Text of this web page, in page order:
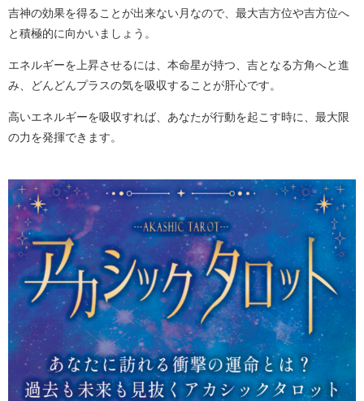
吉神の効果を得ることが出来ない月なので、最大吉方位や吉方位へ
と積極的に向かいましょう。
エネルギーを上昇させるには、本命星が持つ、吉となる方角へと進
み、どんどんプラスの気を吸収することが肝心です。
高いエネルギーを吸収すれば、あなたが行動を起こす時に、最大限
の力を発揮できます。